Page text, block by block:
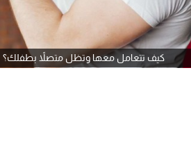
كيف تتعامل معها وتظل متصلاً بطفلك؟